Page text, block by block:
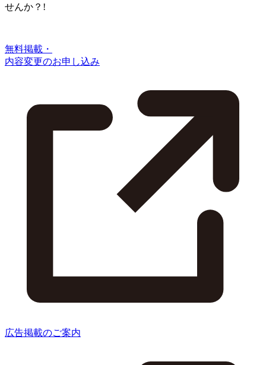
せんか？!
無料掲載・
内容変更のお申し込み
広告掲載のご案内